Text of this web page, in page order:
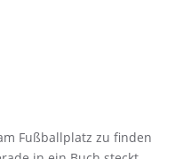
Fußballplatz zu finden